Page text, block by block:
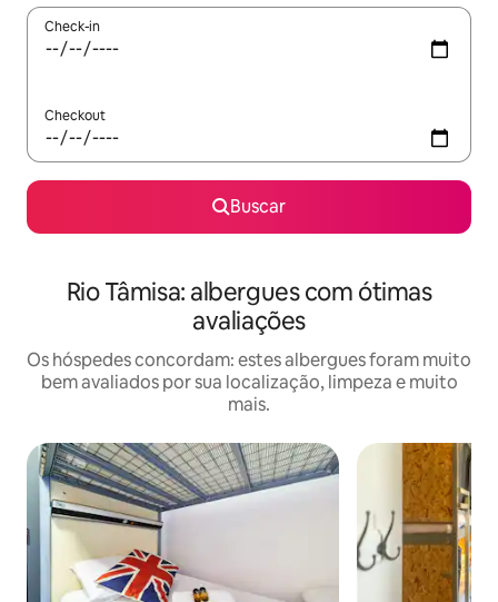
Check-in
Checkout
Buscar
Rio Tâmisa: albergues com ótimas
avaliações
Os hóspedes concordam: estes albergues foram muito
bem avaliados por sua localização, limpeza e muito
mais.